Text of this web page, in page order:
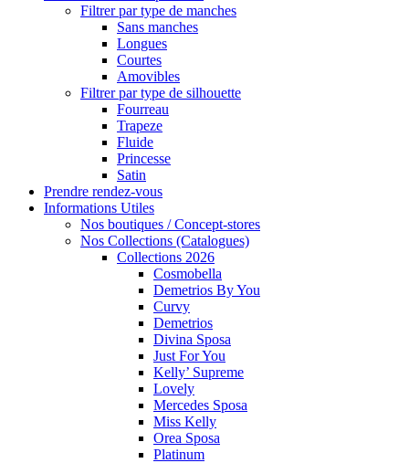
Filtrer par type de manches
Sans manches
Longues
Courtes
Amovibles
Filtrer par type de silhouette
Fourreau
Trapeze
Fluide
Princesse
Satin
Prendre rendez-vous
Informations Utiles
Nos boutiques / Concept-stores
Nos Collections (Catalogues)
Collections 2026
Cosmobella
Demetrios By You
Curvy
Demetrios
Divina Sposa
Just For You
Kelly’ Supreme
Lovely
Mercedes Sposa
Miss Kelly
Orea Sposa
Platinum